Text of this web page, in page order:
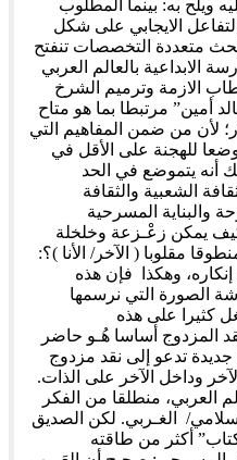
ويلح به: بينما المطلوب
الايجابي على شكل
متعددة التخصصات تنفتح
الابداعية بالعالم العربي
الازمة وترميم الشرخ
أمين” مرتبطا بما هو متاح
لأن من ضمن المفاهيم التي
للهجنة على الأقل في
أنه يتموضع في الحد
الشعبية والثقافة
والبناية المسرحية
كيف يمكن زعْـزعة وخلخلة
مقلوبا ( الآخر/ الأنا )؟:
وهكذا فإن هذه
الصورة التي نرسمها
كثيرا على هذه
المزدوج أساسا هُـو حاضر
تدعو إلى نقد مزدوج
وداخل الآخر على الذات.
العربي، منطلقا من الفكر
الغـربي. لكن الصديق
أكثر من طاقته